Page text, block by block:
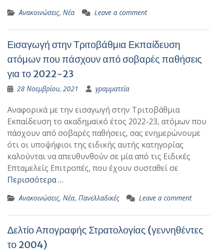
Ανακοινώσεις, Νέα Leave a comment
Εισαγωγή στην Τριτοβάθμια Εκπαίδευση
ατόμων που πάσχουν από σοβαρές παθήσεις
για το 2022-23
28 Νοεμβρίου, 2021 γραμματεία
Αναφορικά με την εισαγωγή στην Τριτοβάθμια
Εκπαίδευση το ακαδημαϊκό έτος 2022-23, ατόμων που
πάσχουν από σοβαρές παθήσεις, σας ενημερώνουμε
ότι οι υποψήφιοι της ειδικής αυτής κατηγορίας
καλούνται να απευθυνθούν σε μία από τις Ειδικές
Επταμελείς Επιτροπές, που έχουν συσταθεί σε
Περισσότερα …
Ανακοινώσεις, Νέα, Πανελλαδικές Leave a comment
Δελτίο Απογραφής Στρατολογίας (γεννηθέντες
το 2004)